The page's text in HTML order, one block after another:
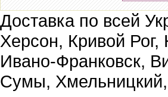
Доставка по всей
Херсон, Кривой
Ивано-Франковск,
Сумы,